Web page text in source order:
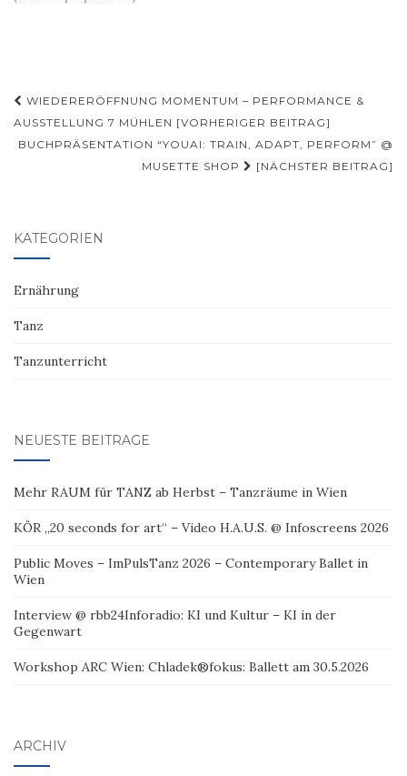
Beitragsnavigation
WIEDERERÖFFNUNG MOMENTUM – PERFORMANCE &
AUSSTELLUNG 7 MÜHLEN [VORHERIGER BEITRAG]
BUCHPRÄSENTATION “YOUAI: TRAIN, ADAPT, PERFORM” @
MUSETTE SHOP
[NÄCHSTER BEITRAG]
KATEGORIEN
Ernährung
Tanz
Tanzunterricht
NEUESTE BEITRÄGE
Mehr RAUM für TANZ ab Herbst – Tanzräume in Wien
KÖR „20 seconds for art“ – Video H.A.U.S. @ Infoscreens 2026
Public Moves – ImPulsTanz 2026 – Contemporary Ballet in
Wien
Interview @ rbb24Inforadio: KI und Kultur – KI in der
Gegenwart
Workshop ARC Wien: Chladek®fokus: Ballett am 30.5.2026
ARCHIV